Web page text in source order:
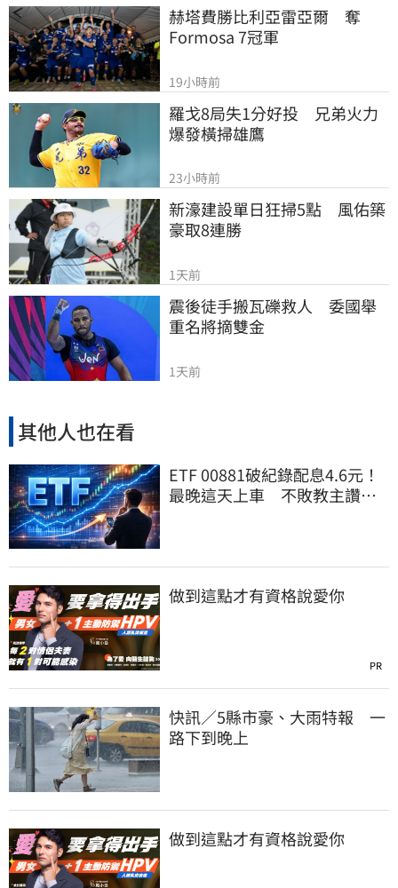
赫塔費勝比利亞雷亞爾　奪
Formosa 7冠軍
19小時前
羅戈8局失1分好投　兄弟火力
爆發橫掃雄鷹
23小時前
新濠建設單日狂掃5點　風佑築
豪取8連勝
1天前
震後徒手搬瓦礫救人　委國舉
重名將摘雙金
1天前
其他人也在看
ETF 00881破紀錄配息4.6元！
最晚這天上車 不敗教主讚：
做到這點才有資格說愛你
PR
快訊／5縣市豪、大雨特報 一
路下到晚上
做到這點才有資格說愛你